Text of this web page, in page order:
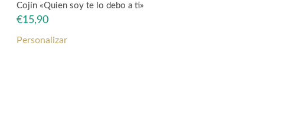
Cojín «Quien soy te lo debo a ti»
€15,90
Personalizar